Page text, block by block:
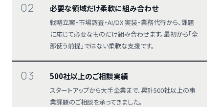
02 必要な領域だけ柔軟に組み合わせ
戦略立案・市場調査・AI/DX 実装・業務代行から、課題
に応じて必要なものだけ組み合わせます。最初から「全
部使う前提」ではない柔軟な支援です。
03 500社以上のご相談実績
スタートアップから大手企業まで、累計500社以上の事
業課題のご相談を承ってきました。